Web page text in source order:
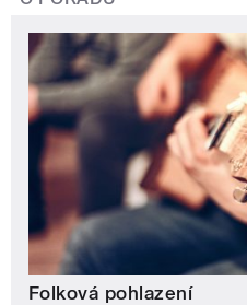
Folková pohlazení